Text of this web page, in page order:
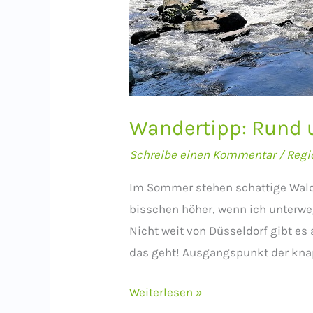
Wandertipp: Rund
Schreibe einen Kommentar /
Im Sommer stehen schattige
bisschen höher, wenn ich
Nicht weit von Düsseldorf gibt es
das geht! Ausgangspunkt der
Wandertipp:
Weiterlesen »